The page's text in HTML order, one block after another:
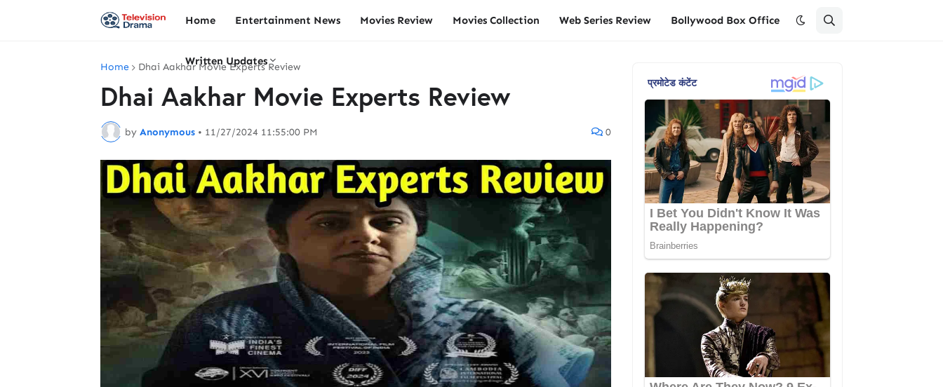
Home Entertainment News Movies Review Movies Collection Web Series Review Bollywood Box Office
Written Updates
Home Dhai Aakhar Movie Experts Review
Dhai Aakhar Movie Experts Review
by Anonymous • 11/27/2024 11:55:00 PM 0